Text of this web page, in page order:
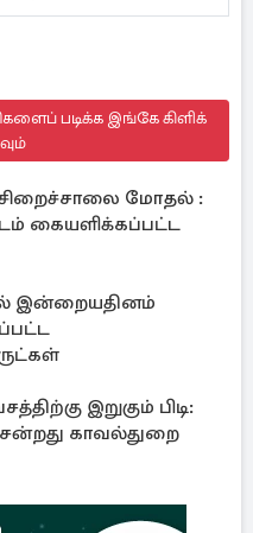
படிக்க இங்கே கிளிக்
சிறைச்சாலை மோதல் :
கையளிக்கப்பட்ட
இன்றையதினம்
இறுகும் பிடி:
காவல்துறை